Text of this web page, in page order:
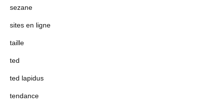
sezane
sites en ligne
taille
ted
ted lapidus
tendance